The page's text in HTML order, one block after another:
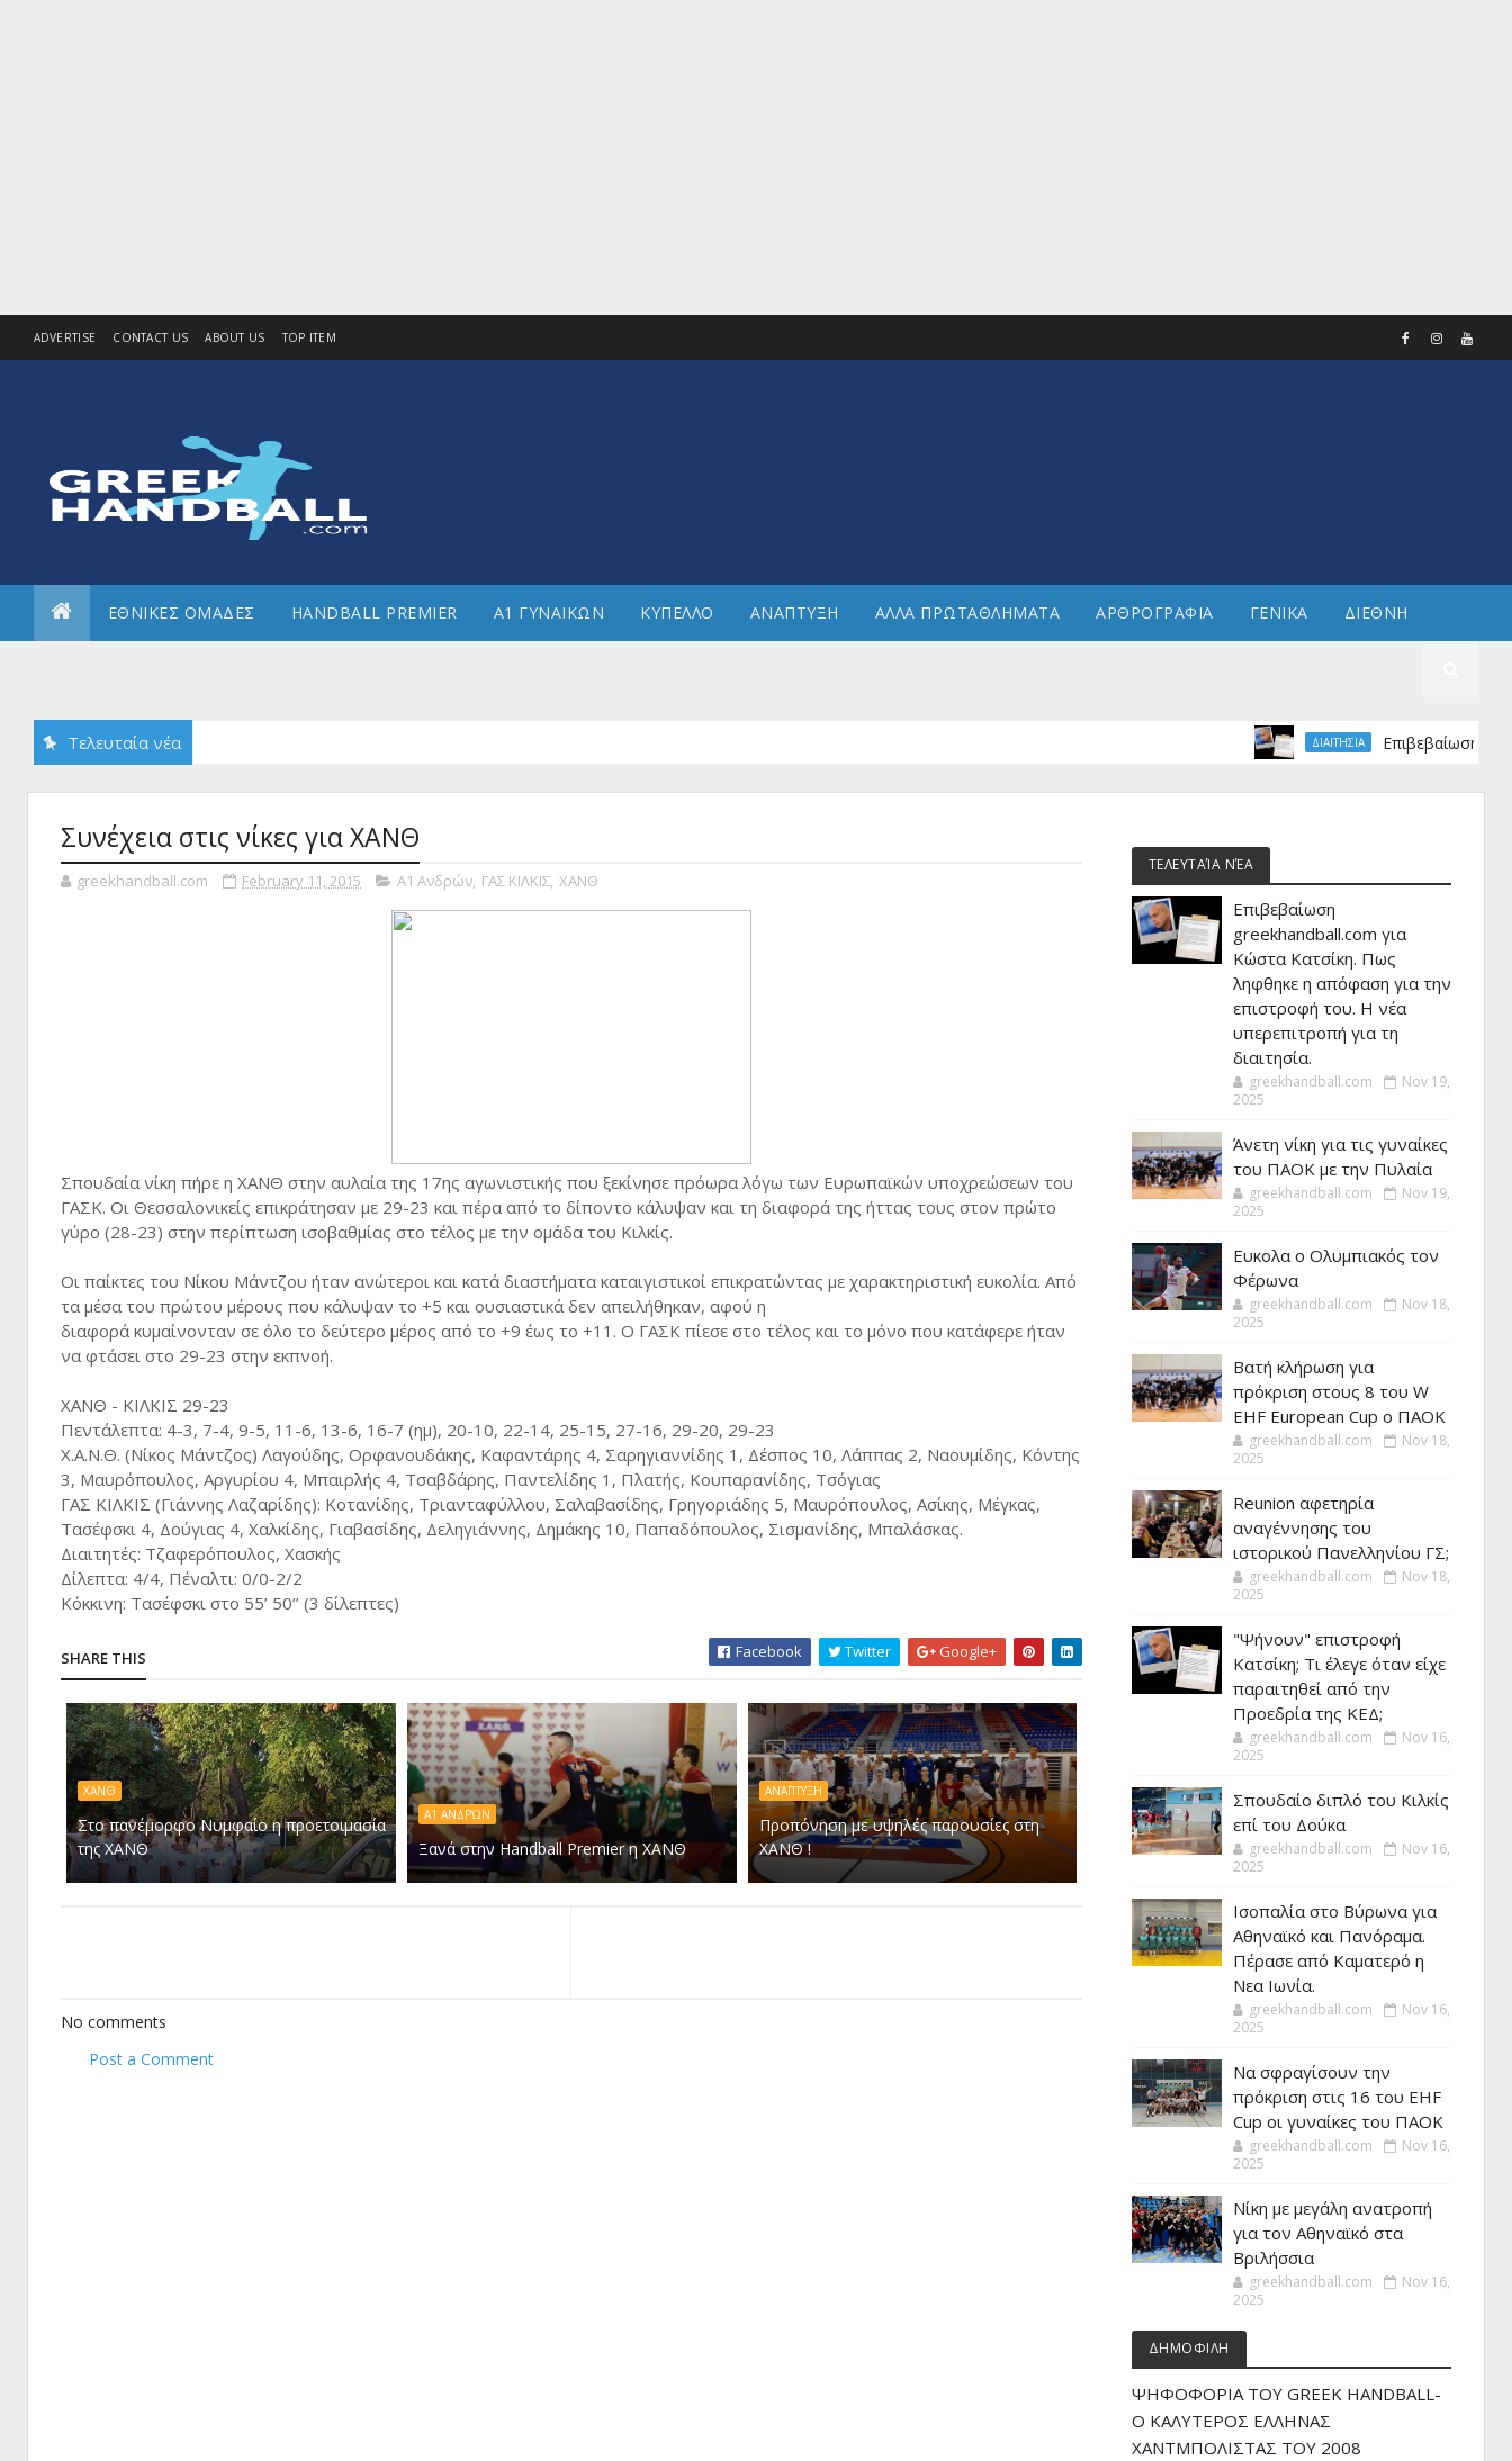
ADVERTISE CONTACT US ABOUT US TOP ITEM
ΕΘΝΙΚΕΣ ΟΜΑΔΕΣ HANDBALL PREMIER Α1 ΓΥΝΑΙΚΩΝ ΚΥΠΕΛΛΟ ΑΝΑΠΤΥΞΗ ΑΛΛΑ ΠΡΩΤΑΘΛΗΜΑΤΑ ΑΡΘΡΟΓΡΑΦΙΑ ΓΕΝΙΚΑ ΔΙΕΘΝΗ
Τελευταία νέα ΔΙΑΙΤΗΣΙΑ Επιβεβαίωση
Συνέχεια στις νίκες για ΧΑΝΘ
greekhandball.com February 11, 2015 Α1 Ανδρών, ΓΑΣ ΚΙΛΚΙΣ, ΧΑΝΘ
Σπουδαία νίκη πήρε η ΧΑΝΘ στην αυλαία της 17ης αγωνιστικής που ξεκίνησε πρόωρα λόγω των Ευρωπαϊκών υποχρεώσεων του
ΓΑΣΚ. Οι Θεσσαλονικείς επικράτησαν με 29-23 και πέρα από το δίποντο κάλυψαν και τη διαφορά της ήττας τους στον πρώτο
γύρο (28-23) στην περίπτωση ισοβαθμίας στο τέλος με την ομάδα του Κιλκίς.
Οι παίκτες του Νίκου Μάντζου ήταν ανώτεροι και κατά διαστήματα καταιγιστικοί επικρατώντας με χαρακτηριστική ευκολία. Από
τα μέσα του πρώτου μέρους που κάλυψαν το +5 και ουσιαστικά δεν απειλήθηκαν, αφού η
διαφορά κυμαίνονταν σε όλο το δεύτερο μέρος από το +9 έως το +11. Ο ΓΑΣΚ πίεσε στο τέλος και το μόνο που κατάφερε ήταν
να φτάσει στο 29-23 στην εκπνοή.
ΧΑΝΘ - ΚΙΛΚΙΣ 29-23
Πεντάλεπτα: 4-3, 7-4, 9-5, 11-6, 13-6, 16-7 (ημ), 20-10, 22-14, 25-15, 27-16, 29-20, 29-23
Χ.Α.Ν.Θ. (Νίκος Μάντζος) Λαγούδης, Ορφανουδάκης, Καφαντάρης 4, Σαρηγιαννίδης 1, Δέσπος 10, Λάππας 2, Ναουμίδης, Κόντης
3, Μαυρόπουλος, Αργυρίου 4, Μπαιρλής 4, Τσαβδάρης, Παντελίδης 1, Πλατής, Κουπαρανίδης, Τσόγιας
ΓΑΣ ΚΙΛΚΙΣ (Γιάννης Λαζαρίδης): Κοτανίδης, Τριανταφύλλου, Σαλαβασίδης, Γρηγοριάδης 5, Μαυρόπουλος, Ασίκης, Μέγκας,
Τασέφσκι 4, Δούγιας 4, Χαλκίδης, Γιαβασίδης, Δεληγιάννης, Δημάκης 10, Παπαδόπουλος, Σισμανίδης, Μπαλάσκας.
Διαιτητές: Τζαφερόπουλος, Χασκής
Δίλεπτα: 4/4, Πέναλτι: 0/0-2/2
Κόκκινη: Τασέφσκι στο 55’ 50’’ (3 δίλεπτες)
SHARE THIS Facebook Twitter Google+
ΧΑΝΘ
Στο πανέμορφο Νυμφαίο η προετοιμασία
της ΧΑΝΘ
Α1 ΑΝΔΡΏΝ
Ξανά στην Handball Premier η ΧΑΝΘ
ΑΝΆΠΤΥΞΗ
Προπόνηση με υψηλές παρουσίες στη
ΧΑΝΘ !
No comments
Post a Comment
ΤΕΛΕΥΤΑΊΑ ΝΈΑ
Επιβεβαίωση
greekhandball.com για
Κώστα Κατσίκη. Πως
ληφθηκε η απόφαση για την
επιστροφή του. Η νέα
υπερεπιτροπή για τη
διαιτησία.
greekhandball.com
Nov 19,
2025
Άνετη νίκη για τις γυναίκες
του ΠΑΟΚ με την Πυλαία
greekhandball.com
Nov 19,
2025
Ευκολα ο Ολυμπιακός τον
Φέρωνα
greekhandball.com
Nov 18,
2025
Βατή κλήρωση για
πρόκριση στους 8 του W
EHF European Cup ο ΠΑΟΚ
greekhandball.com
Nov 18,
2025
Reunion αφετηρία
αναγέννησης του
ιστορικού Πανελληνίου ΓΣ;
greekhandball.com
Nov 18,
2025
"Ψήνουν" επιστροφή
Κατσίκη; Τι έλεγε όταν είχε
παραιτηθεί από την
Προεδρία της ΚΕΔ;
greekhandball.com
Nov 16,
2025
Σπουδαίο διπλό του Κιλκίς
επί του Δούκα
greekhandball.com
Nov 16,
2025
Ισοπαλία στο Βύρωνα για
Αθηναϊκό και Πανόραμα.
Πέρασε από Καματερό η
Νεα Ιωνία.
greekhandball.com
Nov 16,
2025
Να σφραγίσουν την
πρόκριση στις 16 του EHF
Cup οι γυναίκες του ΠΑΟΚ
greekhandball.com
Nov 16,
2025
Νίκη με μεγάλη ανατροπή
για τον Αθηναϊκό στα
Βριλήσσια
greekhandball.com
Nov 16,
2025
ΔΗΜΟΦΙΛΗ
ΨΗΦΟΦΟΡΙΑ ΤΟΥ GREEK HANDBALL-
O ΚΑΛΥΤΕΡΟΣ ΕΛΛΗΝΑΣ
ΧΑΝΤΜΠΟΛΙΣΤΑΣ ΤΟΥ 2008